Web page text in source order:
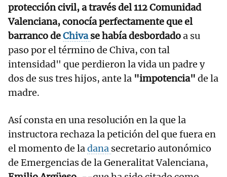
protección civil, a través del 112 Comunidad
Valenciana, conocía perfectamente que el
barranco deChivase había desbordadoa su
paso por el término de Chiva, con tal
intensidad" que perdieron la vida un padre y
dos de sus tres hijos, ante la "impotencia" de la
madre.
Así consta en una resolución en la que la
instructora rechaza la petición del que fuera en
el momento de ladana secretario autonómico
de Emergencias de la Generalitat Valenciana,